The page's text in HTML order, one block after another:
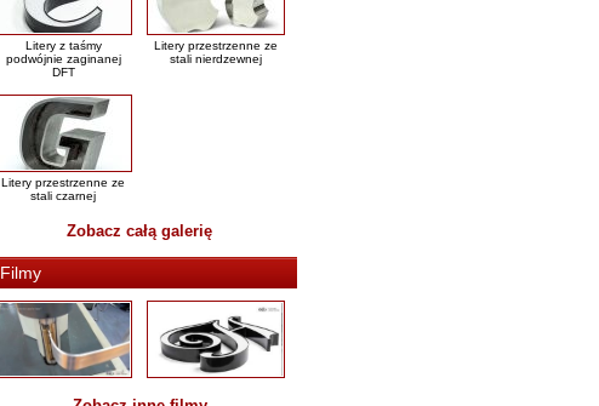
Litery z taśmy
podwójnie zaginanej
DFT
Litery przestrzenne ze
stali nierdzewnej
Litery przestrzenne ze
stali czarnej
Zobacz całą galerię
Filmy